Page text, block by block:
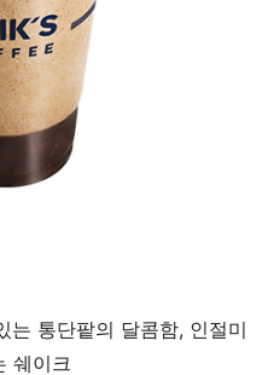
는 통단팥의 달콤함, 인절미
쉐이크